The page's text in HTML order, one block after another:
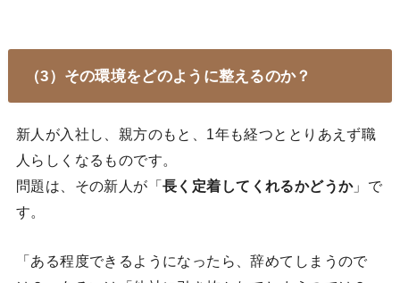
（3）その環境をどのように整えるのか？
新人が入社し、親方のもと、1年も経つととりあえず職
人らしくなるものです。
問題は、その新人が「長く定着してくれるかどうか」で
す。
「ある程度できるようになったら、辞めてしまうので